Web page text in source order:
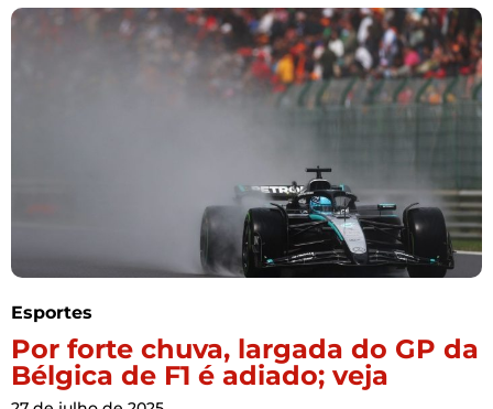
Esportes
Por forte chuva, largada do GP da
Bélgica de F1 é adiado; veja